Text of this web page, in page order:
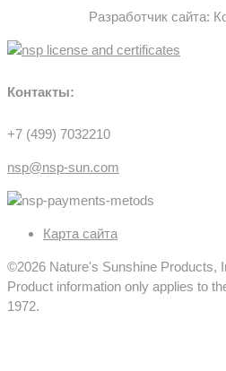
Разработчик сайта:
Контакты:
+7 (499) 7032210
nsp@nsp-sun.com
Карта сайта
©2026 Nature's Sunshine Products,
Product information only applies to
1972.